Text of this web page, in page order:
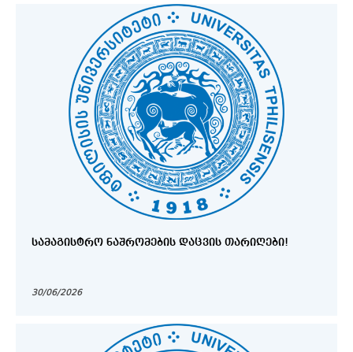
ᲡᲐᲛᲐᲒᲘᲡᲢᲠᲝ ᲜᲐᲨᲠᲝᲛᲔᲑᲘᲡ ᲓᲐᲪᲕᲘᲡ ᲗᲐᲠᲘᲦᲔᲑᲘ!
30/06/2026